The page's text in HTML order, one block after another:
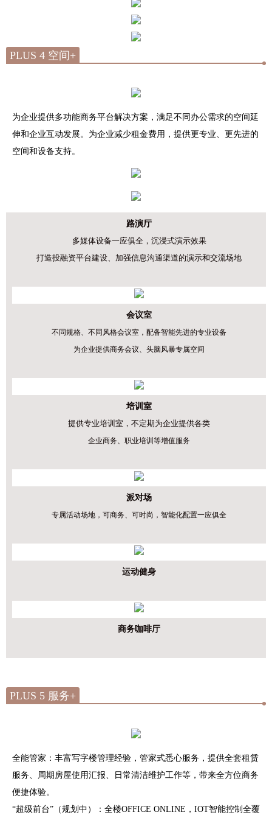
PLUS 4 空间+
为企业提供多功能商务平台解决方案，满足不同办公需求的空间延
伸和企业互动发展。为企业减少租金费用，提供更专业、更先进的
空间和设备支持。
路演厅
多媒体设备一应俱全，沉浸式演示效果
打造投融资平台建设、 加强信息沟通渠道的演示和交流场地
会议室
不同规格、不同风格会议室， 配备智能先进的专业设备
为企业提供商务会议、头脑风暴专属空间
培训室
提供专业培训室，不定期为企业提供各类
企业商务、职业培训等增值服务
派对场
专属活动场地， 可商务、可时尚， 智能化配置一应俱全
运动健身
商务咖啡厅
PLUS 5 服务+
全能管家：丰富写字楼管理经验，管家式悉心服务，提供全套租赁
服务、周期房屋使用汇报、日常清洁维护工作等，带来全方位商务
便捷体验。
“超级前台”（规划中）：全楼OFFICE ONLINE，IOT智能控制全覆